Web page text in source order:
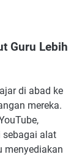
Guru Lebih
di abad ke
mereka.
sebagai alat
menyediakan